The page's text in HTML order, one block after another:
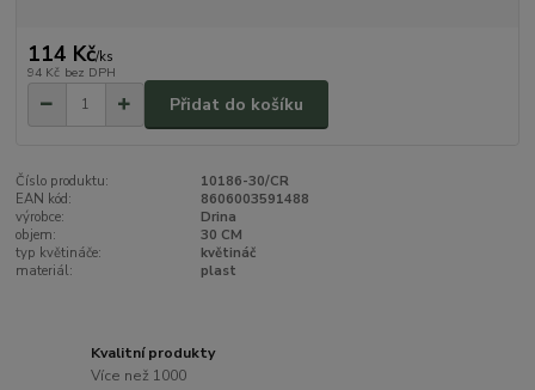
114 Kč/ks
94 Kč bez DPH
Přidat do košíku
Číslo produktu:
10186-30/CR
EAN kód:
8606003591488
výrobce:
Drina
objem:
30 CM
typ květináče:
květináč
materiál:
plast
Kvalitní produkty
Více než 1000